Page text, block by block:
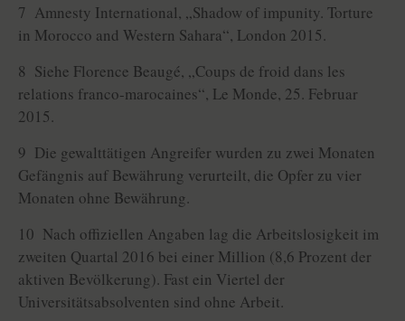
7 Amnesty International, „Shadow of impunity. Torture
in Morocco and Western Sahara“, London 2015.
8 Siehe Florence Beaugé, „Coups de froid dans les
relations franco-marocaines“, Le Monde, 25. Februar
2015.
9 Die gewalttätigen Angreifer wurden zu zwei Monaten
Gefängnis auf Bewährung verurteilt, die Opfer zu vier
Monaten ohne Bewährung.
10 Nach offiziellen Angaben lag die Arbeitslosigkeit im
zweiten Quartal 2016 bei einer Million (8,6 Prozent der
aktiven Bevölkerung). Fast ein Viertel der
Universitätsabsolventen sind ohne Arbeit.